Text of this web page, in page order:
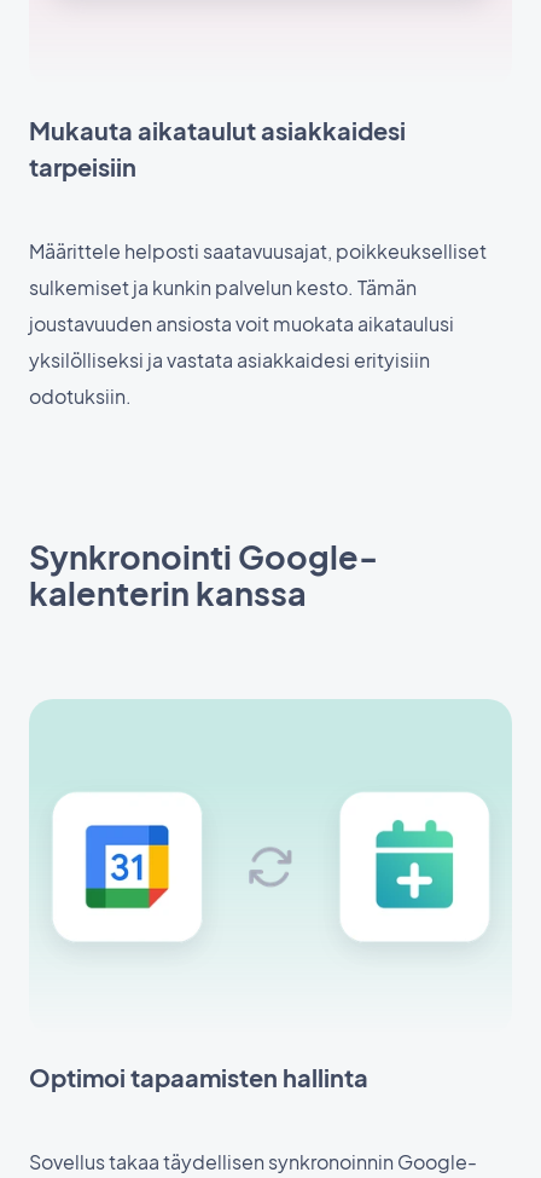
Mukauta aikataulut asiakkaidesi
tarpeisiin
Määrittele helposti saatavuusajat, poikkeukselliset
sulkemiset ja kunkin palvelun kesto. Tämän
joustavuuden ansiosta voit muokata aikataulusi
yksilölliseksi ja vastata asiakkaidesi erityisiin
odotuksiin.
Synkronointi Google-
kalenterin kanssa
Optimoi tapaamisten hallinta
Sovellus takaa täydellisen synkronoinnin Google-